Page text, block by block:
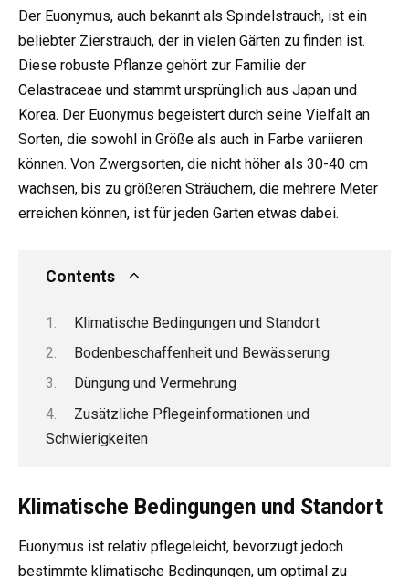
Der Euonymus, auch bekannt als Spindelstrauch, ist ein
beliebter Zierstrauch, der in vielen Gärten zu finden ist.
Diese robuste Pflanze gehört zur Familie der
Celastraceae und stammt ursprünglich aus Japan und
Korea. Der Euonymus begeistert durch seine Vielfalt an
Sorten, die sowohl in Größe als auch in Farbe variieren
können. Von Zwergsorten, die nicht höher als 30-40 cm
wachsen, bis zu größeren Sträuchern, die mehrere Meter
erreichen können, ist für jeden Garten etwas dabei.
Contents
Klimatische Bedingungen und Standort
Bodenbeschaffenheit und Bewässerung
Düngung und Vermehrung
Zusätzliche Pflegeinformationen und
Schwierigkeiten
Klimatische Bedingungen und Standort
Euonymus ist relativ pflegeleicht, bevorzugt jedoch
bestimmte klimatische Bedingungen, um optimal zu